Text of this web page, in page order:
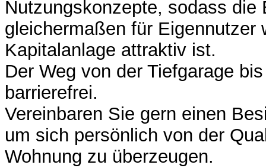
Nutzungskonzepte, sodass die
gleichermaßen für Eigennutzer
Kapitalanlage attraktiv ist.
Der Weg von der Tiefgarage
barrierefrei.
Vereinbaren Sie gern einen
um sich persönlich von der
Wohnung zu überzeugen.